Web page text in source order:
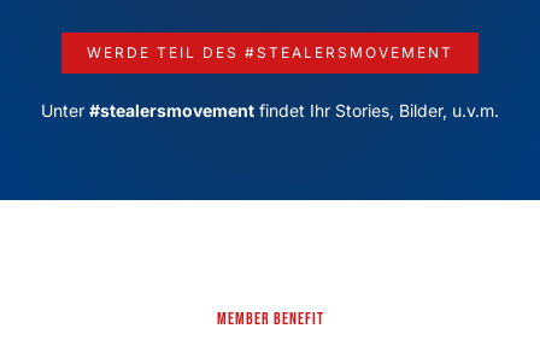
WERDE TEIL DES #STEALERSMOVEMENT
Unter #stealersmovement findet Ihr Stories, Bilder, u.v.m.
Member Benefit